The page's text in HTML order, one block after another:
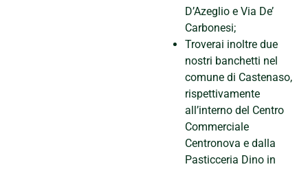
D’Azeglio e Via De’
Carbonesi;
Troverai inoltre due
nostri banchetti nel
comune di Castenaso,
rispettivamente
all’interno del Centro
Commerciale
Centronova e dalla
Pasticceria Dino in